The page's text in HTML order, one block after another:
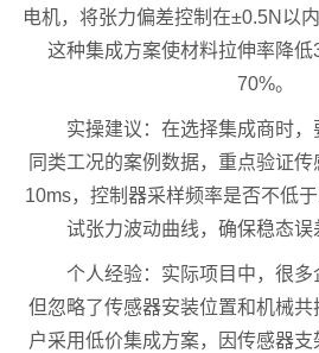
电机，将张力偏差控制在±0.5N以
这种集成方案使材料拉伸率降
70%。
实操建议：在选择集成商时
同类工况的案例数据，重点验证
10ms，控制器采样频率是否不低
试张力波动曲线，确保稳态误
个人经验：实际项目中，很多
但忽略了传感器安装位置和机械
户采用低价集成方案，因传感器